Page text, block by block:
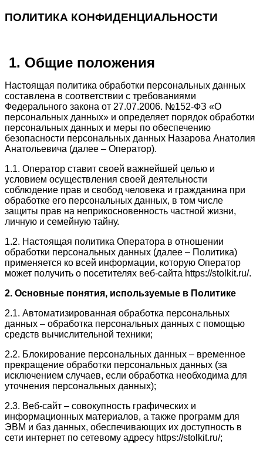
ПОЛИТИКА КОНФИДЕНЦИАЛЬНОСТИ
1. Общие положения
Настоящая политика обработки персональных данных
составлена в соответствии с требованиями
Федерального закона от 27.07.2006. №152-ФЗ «О
персональных данных» и определяет порядок обработки
персональных данных и меры по обеспечению
безопасности персональных данных Назарова Анатолия
Анатольевича (далее – Оператор).
1.1. Оператор ставит своей важнейшей целью и
условием осуществления своей деятельности
соблюдение прав и свобод человека и гражданина при
обработке его персональных данных, в том числе
защиты прав на неприкосновенность частной жизни,
личную и семейную тайну.
1.2. Настоящая политика Оператора в отношении
обработки персональных данных (далее – Политика)
применяется ко всей информации, которую Оператор
может получить о посетителях веб-сайта https://stolkit.ru/.
2. Основные понятия, используемые в Политике
2.1. Автоматизированная обработка персональных
данных – обработка персональных данных с помощью
средств вычислительной техники;
2.2. Блокирование персональных данных – временное
прекращение обработки персональных данных (за
исключением случаев, если обработка необходима для
уточнения персональных данных);
2.3. Веб-сайт – совокупность графических и
информационных материалов, а также программ для
ЭВМ и баз данных, обеспечивающих их доступность в
сети интернет по сетевому адресу https://stolkit.ru/;